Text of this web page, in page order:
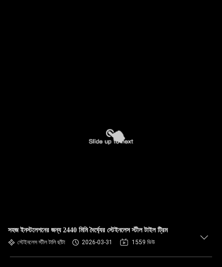
সহজ ইনস্টলেশনের জন্য 2440 মিমি দৈর্ঘ্যের স্টেইনলেস স্টীল টাইল ট্রিম
স্টেইনলেস স্টীল টালি ছাঁটা 2026-03-31 1559 ভিউ